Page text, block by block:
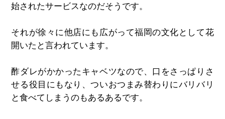
始されたサービスなのだそうです。
それが徐々に他店にも広がって福岡の文化として花
開いたと言われています。
酢ダレがかかったキャベツなので、口をさっぱりさ
せる役目にもなり、ついおつまみ替わりにバリバリ
と食べてしまうのもあるあるです。